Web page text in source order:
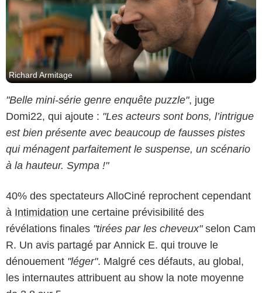
Richard Armitage
"Belle mini-série genre enquête puzzle", juge
Domi22, qui ajoute : "Les acteurs sont bons, l’intrigue
est bien présente avec beaucoup de fausses pistes
qui ménagent parfaitement le suspense, un scénario
à la hauteur. Sympa !"
40% des spectateurs AlloCiné reprochent cependant
à Intimidation une certaine prévisibilité des
révélations finales "tirées par les cheveux"selon Cam
R. Un avis partagé par Annick E. qui trouve le
dénouement "léger". Malgré ces défauts, au global,
les internautes attribuent au show la note moyenne